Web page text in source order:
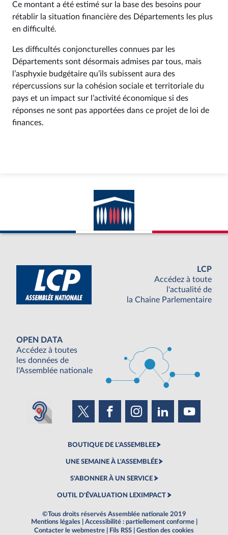
Ce montant a été estimé sur la base des besoins pour
rétablir la situation financière des Départements les plus
en difficulté.
Les difficultés conjoncturelles connues par les
Départements sont désormais admises par tous, mais
l’asphyxie budgétaire qu’ils subissent aura des
répercussions sur la cohésion sociale et territoriale du
pays et un impact sur l’activité économique si des
réponses ne sont pas apportées dans ce projet de loi de
finances.
LCP
Accédez à toute
l'actualité de
la Chaine Parlementaire
OPEN DATA
Accédez à toutes
les données de
l'Assemblée nationale
BOUTIQUE DE L'ASSEMBLEE
UNE SEMAINE À L'ASSEMBLÉE
S'ABONNER À UN SERVICE
OUTIL D'ÉVALUATION LEXIMPACT
©Tous droits réservés Assemblée nationale 2019
Mentions légales
Accessibilité : partiellement conforme
Contacter le webmestre
Fils RSS Gestion des cookies